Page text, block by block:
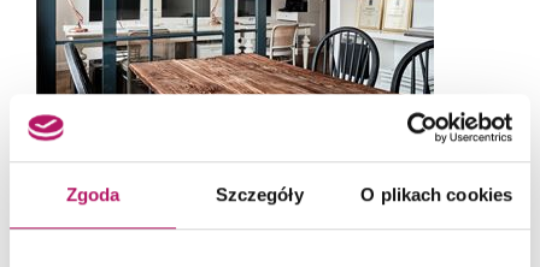
Zgoda Szczegóły O plikach cookies